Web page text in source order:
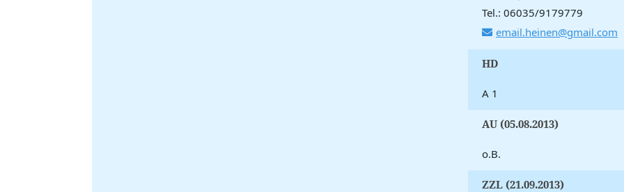
Tel.: 06035/9179779
email.heinen@gmail.com
HD
A 1
AU (05.08.2013)
o.B.
ZZL (21.09.2013)